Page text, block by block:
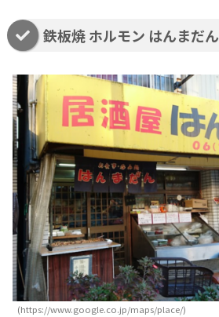
鉄板焼 ホルモン はんまだん
(https://www.google.co.jp/maps/place/)